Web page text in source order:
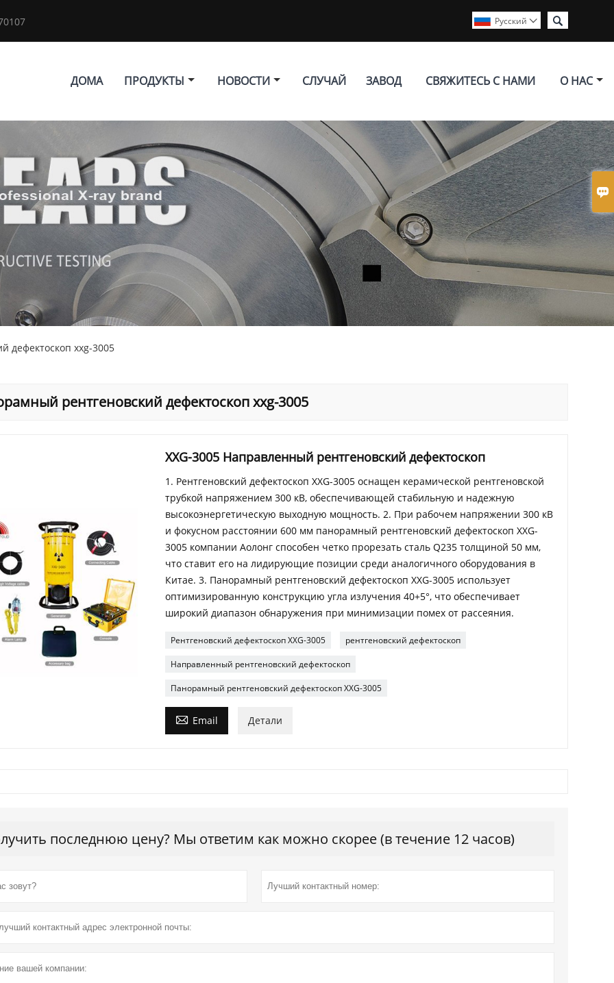


Pусский 
ДОМА ПРОДУКТЫ НОВОСТИ СЛУЧАЙ ЗАВОД СВЯЖИТЕСЬ С НАМИ О НАС
дефектоскоп xxg-3005
рентгеновский дефектоскоп xxg-3005
XXG-3005 Направленный рентгеновский дефектоскоп
1. Рентгеновский дефектоскоп XXG-3005 оснащен керамической рентгеновской
трубкой напряжением 300 кВ, обеспечивающей стабильную и надежную
высокоэнергетическую выходную мощность. 2. При рабочем напряжении 300 кВ
и фокусном расстоянии 600 мм панорамный рентгеновский дефектоскоп XXG-
3005 компании Аолонг способен четко прорезать сталь Q235 толщиной 50 мм,
что ставит его на лидирующие позиции среди аналогичного оборудования в
Китае. 3. Панорамный рентгеновский дефектоскоп XXG-3005 использует
оптимизированную конструкцию угла излучения 40+5°, что обеспечивает
широкий диапазон обнаружения при минимизации помех от рассеяния.
Рентгеновский дефектоскоп XXG-3005 рентгеновский дефектоскоп
Направленный рентгеновский дефектоскоп
Панорамный рентгеновский дефектоскоп XXG-3005
 Email Детали
последнюю цену? Мы ответим как можно скорее (в течение 12 часов)